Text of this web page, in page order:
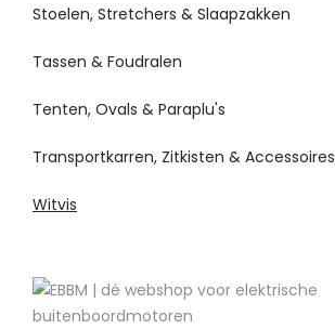
Stoelen, Stretchers & Slaapzakken
Tassen & Foudralen
Tenten, Ovals & Paraplu's
Transportkarren, Zitkisten & Accessoires
Witvis